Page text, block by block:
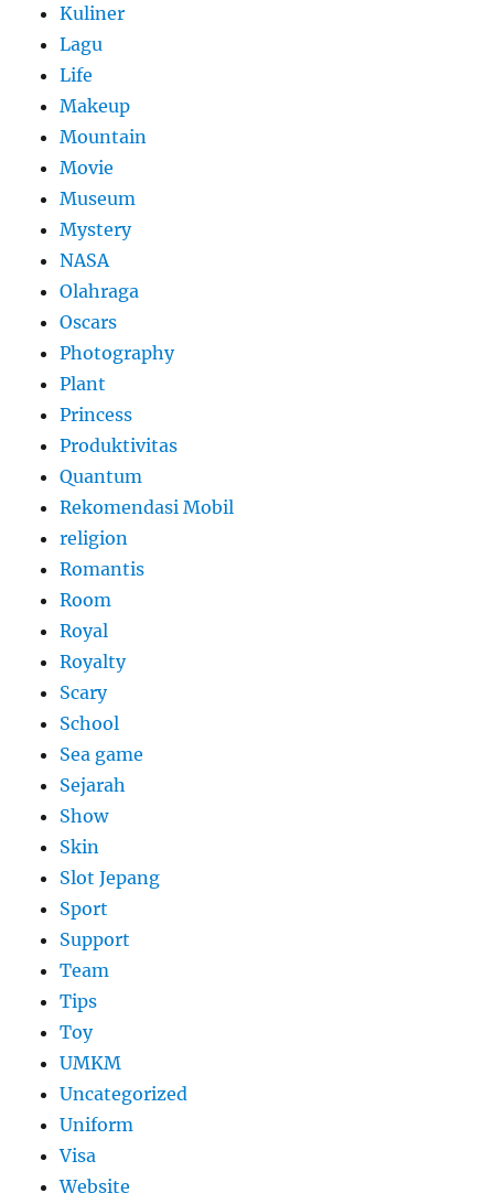
Kuliner
Lagu
Life
Makeup
Mountain
Movie
Museum
Mystery
NASA
Olahraga
Oscars
Photography
Plant
Princess
Produktivitas
Quantum
Rekomendasi Mobil
religion
Romantis
Room
Royal
Royalty
Scary
School
Sea game
Sejarah
Show
Skin
Slot Jepang
Sport
Support
Team
Tips
Toy
UMKM
Uncategorized
Uniform
Visa
Website